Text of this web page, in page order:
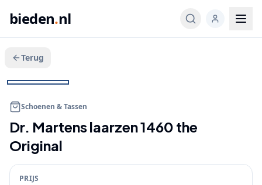
bieden.nl
Terug
Veeg voor meer
Schoenen & Tassen
Dr. Martens laarzen 1460 the
Original
PRIJS